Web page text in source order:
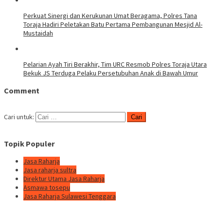
Perkuat Sinergi dan Kerukunan Umat Beragama, Polres Tana
Toraja Hadiri Peletakan Batu Pertama Pembangunan Mesjid Al-
Mustaidah
Pelarian Ayah Tiri Berakhir, Tim URC Resmob Polres Toraja Utara
Bekuk JS Terduga Pelaku Persetubuhan Anak di Bawah Umur
Comment
Cari untuk:
Topik Populer
Jasa Raharja
Jasa raharja sultra
Direktur Utama Jasa Raharja
Asmawa tosepu
Jasa Raharja Sulawesi Tenggara